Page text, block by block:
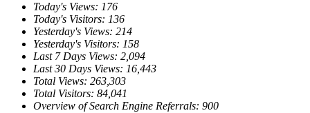
Today's Views: 176
Today's Visitors: 136
Yesterday's Views: 214
Yesterday's Visitors: 158
Last 7 Days Views: 2,094
Last 30 Days Views: 16,443
Total Views: 263,303
Total Visitors: 84,041
Overview of Search Engine Referrals: 900